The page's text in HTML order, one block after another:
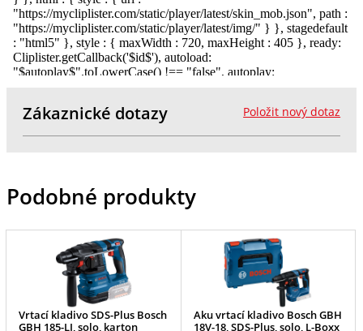
Položit nový dotaz
Zákaznické dotazy
Podobné produkty
Vrtací kladivo SDS-Plus Bosch
GBH 185-LI, solo, karton
Aku vrtací kladivo Bosch GBH
18V-18, SDS-Plus, solo, L-Boxx